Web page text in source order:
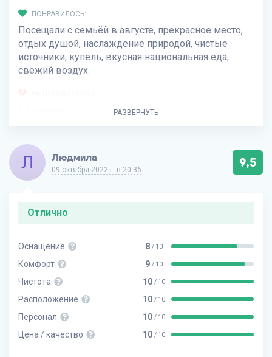
ПОНРАВИЛОСЬ:
Посещали с семьёй в августе, прекрасное место,
отдых душой, наслаждение природой, чистые
источники, купель, вкусная национальная еда,
свежий воздух.
РАЗВЕРНУТЬ
Л Людмила
09 октября 2022 г. в 20:36 9,5
Отлично
Оснащение 8 / 10
Комфорт 9 / 10
Чистота 10 / 10
Расположение 10 / 10
Персонал 10 / 10
Цена / качество 10 / 10